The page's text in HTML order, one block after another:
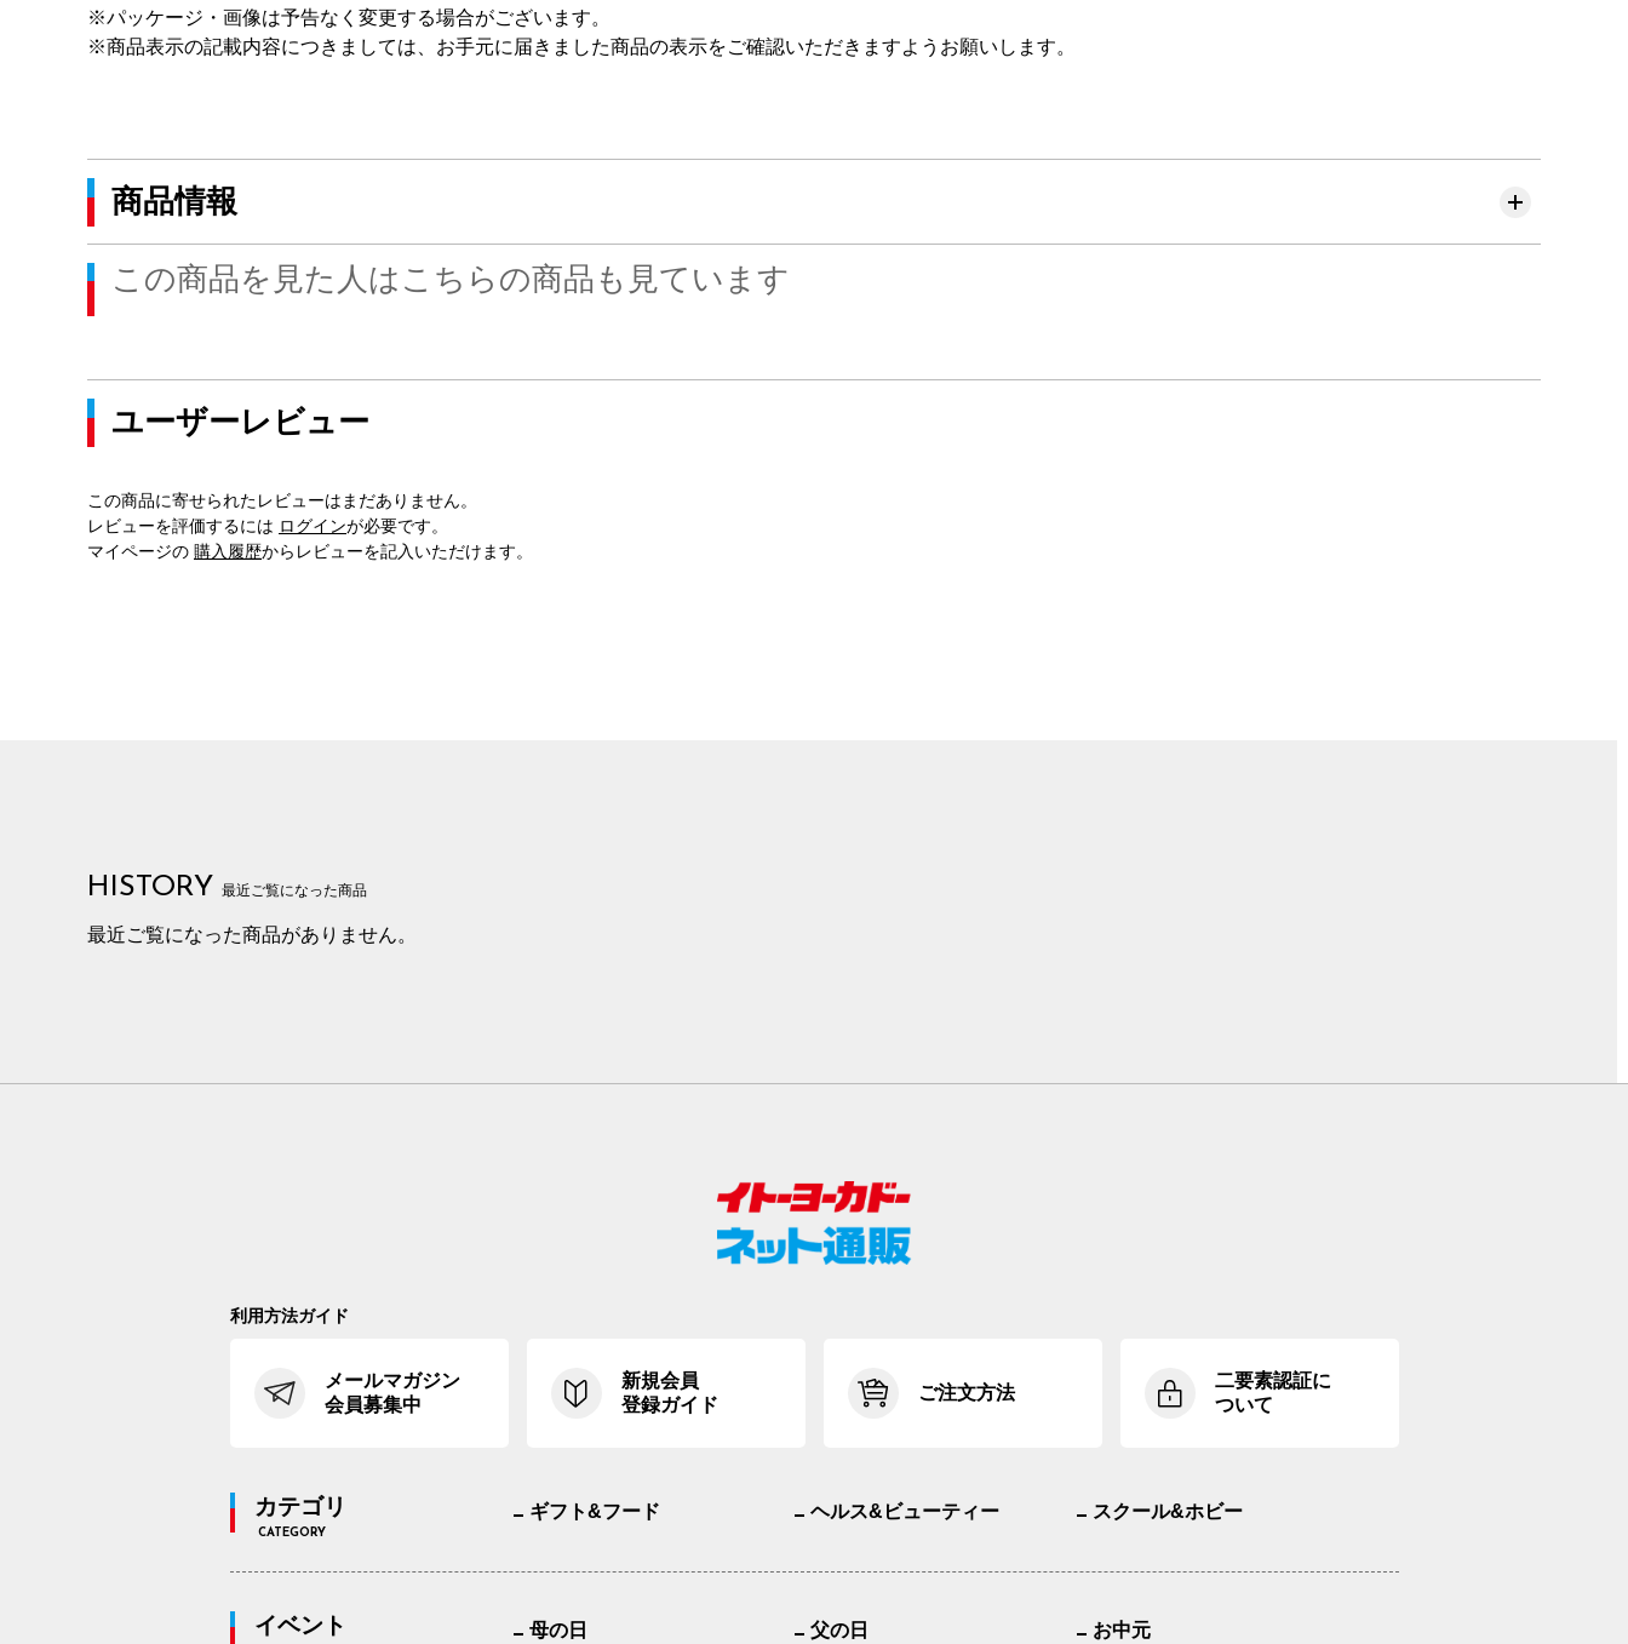
※パッケージ・画像は予告なく変更する場合がございます。
※商品表示の記載内容につきましては、お手元に届きました商品の表示をご確認いただきますようお願いします。
商品情報
この商品を見た人はこちらの商品も見ています
ユーザーレビュー
この商品に寄せられたレビューはまだありません。
レビューを評価するには ログインが必要です。
マイページの 購入履歴からレビューを記入いただけます。
HISTORY 最近ご覧になった商品
最近ご覧になった商品がありません。
利用方法ガイド
メールマガジン
会員募集中
新規会員
登録ガイド
ご注文方法
二要素認証に
ついて
カテゴリ
CATEGORY
ギフト&フード ヘルス&ビューティー スクール&ホビー
イベント 母の日 父の日 お中元